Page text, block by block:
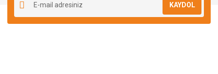
Ürün açıklamasında eksik bilgiler bulunuyor.
Ürün bilgilerinde hatalar bulunuyor.
KAYDOL